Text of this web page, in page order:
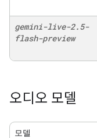
gemini-live-2.5-
flash-preview
오디오 모델
모델